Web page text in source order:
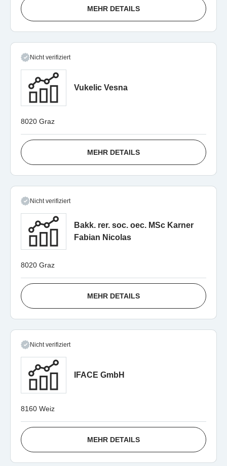
MEHR DETAILS
Nicht verifiziert
Vukelic Vesna
8020 Graz
MEHR DETAILS
Nicht verifiziert
Bakk. rer. soc. oec. MSc Karner
Fabian Nicolas
8020 Graz
MEHR DETAILS
Nicht verifiziert
IFACE GmbH
8160 Weiz
MEHR DETAILS